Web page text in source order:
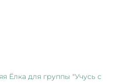
Ёлка для группы "Учусь с